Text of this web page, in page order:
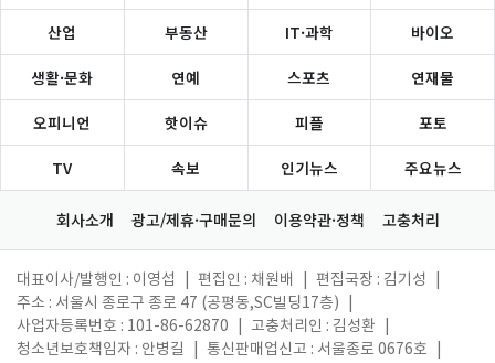
산업 부동산 IT·과학 바이오
생활·문화 연예 스포츠 연재물
오피니언 핫이슈 피플 포토
TV 속보 인기뉴스 주요뉴스
회사소개 광고/제휴·구매문의 이용약관·정책 고충처리
대표이사/발행인 : 이영섭 편집인 : 채원배 편집국장 : 김기성
주소 : 서울시 종로구 종로 47 (공평동,SC빌딩17층)
사업자등록번호 : 101-86-62870
고충처리인 : 김성환
청소년보호책임자 : 안병길
통신판매업신고 : 서울종로 0676호